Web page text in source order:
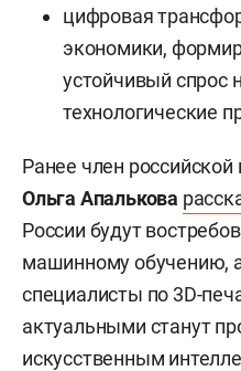
цифровая
экономики,
устойчивый спрос
технологические
Ранее член
Ольга Апалькова
России будут
машинному обучению,
специалисты по 3D-
актуальными станут
искусственным